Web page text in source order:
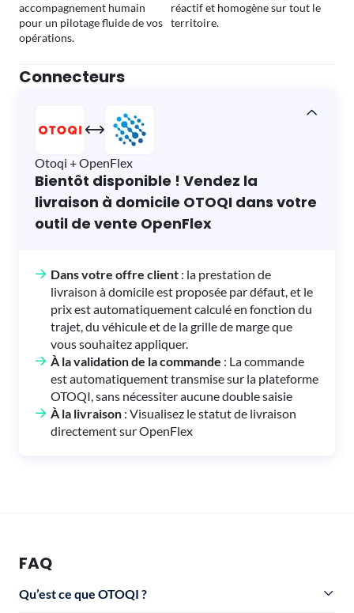
accompagnement humain
pour un pilotage fluide de vos
opérations.
réactif et homogène sur tout le
territoire.
Connecteurs
Otoqi + OpenFlex
Bientôt disponible ! Vendez la
livraison à domicile OTOQI dans votre
outil de vente OpenFlex
Dans votre offre client : la prestation de
livraison à domicile est proposée par défaut, et le
prix est automatiquement calculé en fonction du
trajet, du véhicule et de la grille de marge que
vous souhaitez appliquer.
À la validation de la commande : La commande
est automatiquement transmise sur la plateforme
OTOQI, sans nécessiter aucune double saisie
À la livraison : Visualisez le statut de livraison
directement sur OpenFlex
FAQ
Qu’est ce que OTOQI ?